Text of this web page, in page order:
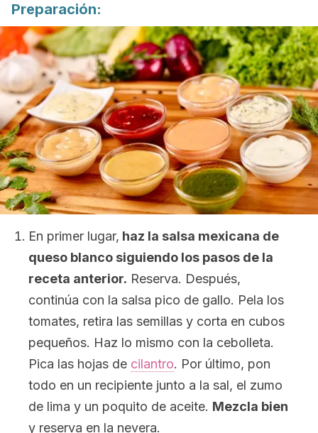
Preparación:
En primer lugar, haz la salsa mexicana de
queso blanco siguiendo los pasos de la
receta anterior. Reserva. Después,
continúa con la salsa pico de gallo. Pela los
tomates, retira las semillas y corta en cubos
pequeños. Haz lo mismo con la cebolleta.
Pica las hojas de cilantro. Por último, pon
todo en un recipiente junto a la sal, el zumo
de lima y un poquito de aceite. Mezcla bien
y reserva en la nevera.